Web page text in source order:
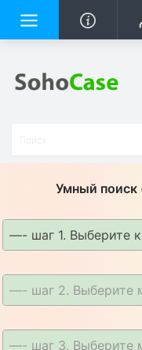
Умный поиск
—- шаг 1. Выберите
—- шаг 2. Выберите
—- шаг 3. Выберите